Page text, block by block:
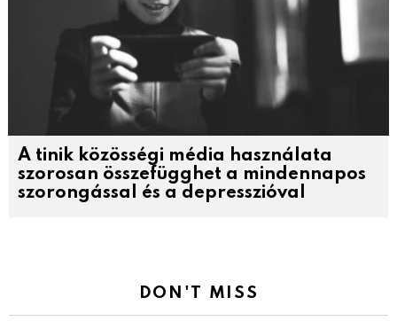
A tinik közösségi média használata
szorosan összefügghet a mindennapos
szorongással és a depresszióval
DON'T MISS